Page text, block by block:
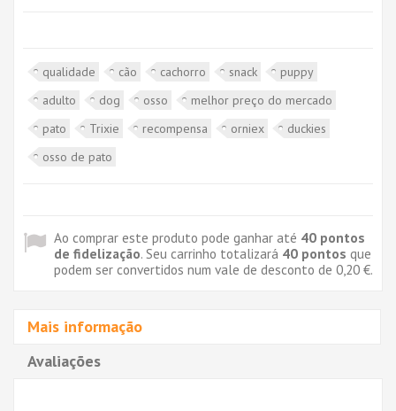
qualidade cão cachorro snack
puppy
adulto
dog osso
melhor preço do mercado
pato
Trixie recompensa orniex
duckies
osso de pato
Ao comprar este produto pode ganhar até 40 pontos
de fidelização. Seu carrinho totalizará 40 pontos que
podem ser convertidos num vale de desconto de 0,20 €.
Mais informação
Avaliações